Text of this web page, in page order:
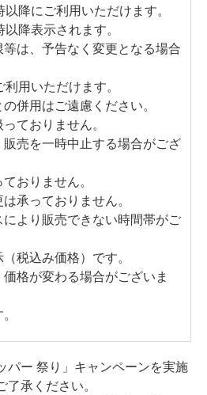
降にご利用いただけます。
降表示されます。
は、予告なく変更となる場合
用いただけます。
併用はご遠慮ください。
ておりません。
売を一時中止する場合がござ
おりません。
承っておりません。
より販売できない時間帯がご
税込み価格）です。
格が変わる場合がございま
パー 祭り」キャンペーンを実施
了承ください。